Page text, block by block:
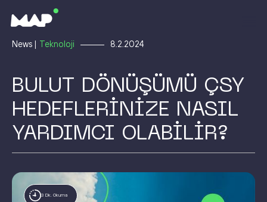
News | Teknoloji 8.2.2024
BULUT DÖNÜŞÜMÜ ÇSY
HEDEFLERİNİZE NASIL
YARDIMCI OLABİLİR?
3 Dk. Okuma